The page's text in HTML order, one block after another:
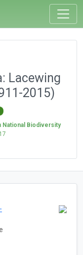
Lacewing
2015)
National Biodiversity